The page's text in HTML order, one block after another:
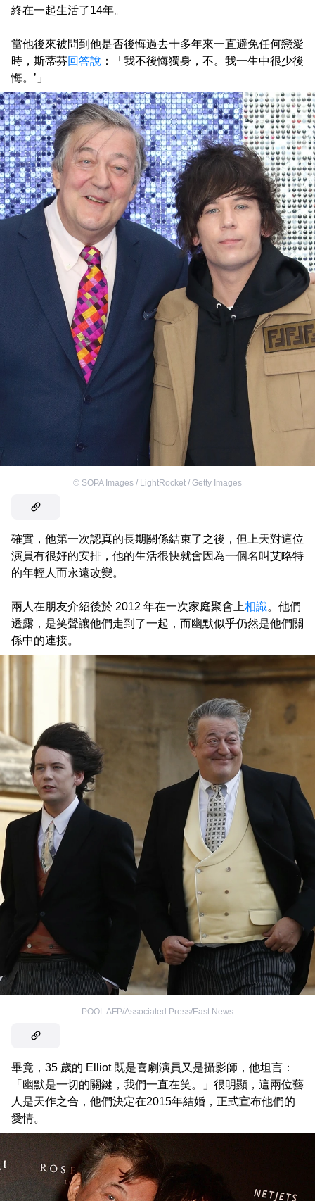
終在一起生活了14年。
當他後來被問到他是否後悔過去十多年來一直避免任何戀愛
時，斯蒂芬回答說 ：「我不後悔獨身，不。我一生中很少後
悔。’」
© SOPA Images / LightRocket / Getty Images
確實，他第一次認真的長期關係結束了之後，但上天對這位
演員有很好的安排，他的生活很快就會因為一個名叫艾略特
的年輕人而永遠改變。
兩人在朋友介紹後於 2012 年在一次家庭聚會上相識。他們
透露，是笑聲讓他們走到了一起，而幽默似乎仍然是他們關
係中的連接。
POOL AFP/Associated Press/East News
畢竟，35 歲的 Elliot 既是喜劇演員又​​是攝影師，他坦言：
「幽默是一切的關鍵，我們一直在笑。」很明顯，這兩位藝
人是天作之合，他們決定在2015年結婚，正式宣布他們的
愛情。